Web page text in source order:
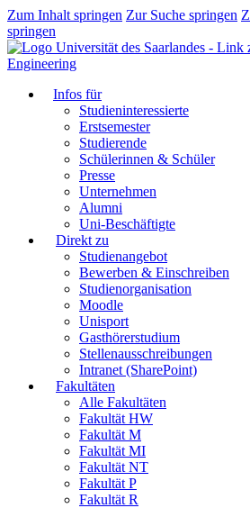
Zum Inhalt springen Zur Suche springen
springen
Engineering
Infos für
Studieninteressierte
Erstsemester
Studierende
Schülerinnen & Schüler
Presse
Unternehmen
Alumni
Uni-Beschäftigte
Direkt zu
Studienangebot
Bewerben & Einschreiben
Studienorganisation
Moodle
Unisport
Gasthörerstudium
Stellenausschreibungen
Intranet (SharePoint)
Fakultäten
Alle Fakultäten
Fakultät HW
Fakultät M
Fakultät MI
Fakultät NT
Fakultät P
Fakultät R